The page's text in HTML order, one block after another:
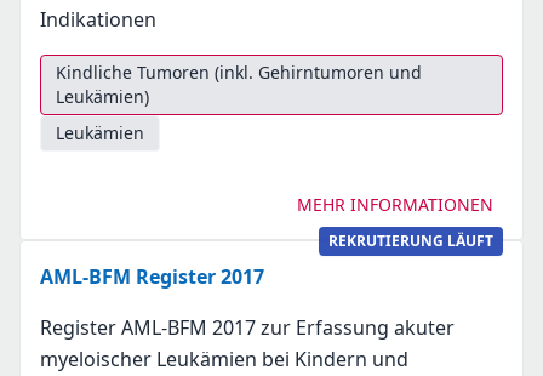
Indikationen
Kindliche Tumoren (inkl. Gehirntumoren und
Leukämien)
Leukämien
MEHR INFORMATIONEN
REKRUTIERUNG LÄUFT
AML-BFM Register 2017
Register AML-BFM 2017 zur Erfassung akuter
myeloischer Leukämien bei Kindern und